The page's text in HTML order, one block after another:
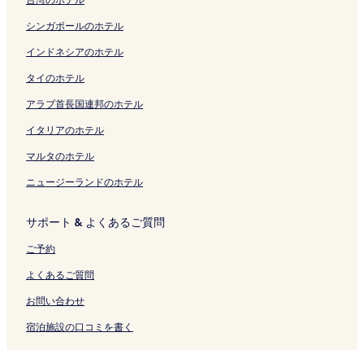
ン
ク
く
リ
ク
開
く
ン
ペ
ー
を
く
ン
ク
を
開
リ
ク
a
d
m
r
の
ペ
ー
ジ
開
ン
ク
を
開
リ
ク
ン
ク
y
o
a
の
ー
ジ
を
開
リ
ペ
ー
を
く
ン
ク
ン
ク
ン
ク
n
o
u
a
a
k
u
の
ー
開
く
リ
ン
シンガポールのホテル
インドネシアのホテル
タイのホテル
アラブ首長国連邦のホテル
イタリアのホテル
マルタのホテル
ニュージーランドのホテル
サポート & よくあるご質問
ご予約
よくあるご質問
お問い合わせ
宿泊施設の口コミを書く